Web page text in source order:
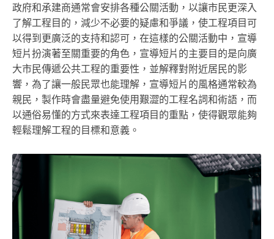
政府和承建商通常會安排各種公關活動，以讓市民更深入
了解工程目的，減少不必要的疑慮和爭議，使工程項目可
以得到更廣泛的支持和認可，在這樣的公關活動中，宣導
短片扮演著至關重要的角色，宣導短片的主要目的是向廣
大市民傳遞公共工程的重要性，並解釋對附近居民的影
響，為了讓一般民眾也能理解，宣導短片的風格通常較為
親民，製作時會盡量避免使用艱澀的工程名詞和術語，而
以通俗易懂的方式來表達工程項目的重點，使得觀眾能夠
輕鬆理解工程的目標和意義。